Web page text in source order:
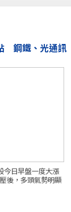
鋼鐵、光通訊
今日早盤一度大漲
後，多頭氣勢明顯